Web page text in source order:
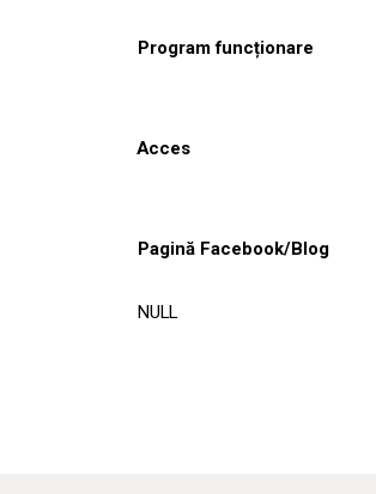
Program funcționare
Acces
Pagină Facebook/Blog
NULL